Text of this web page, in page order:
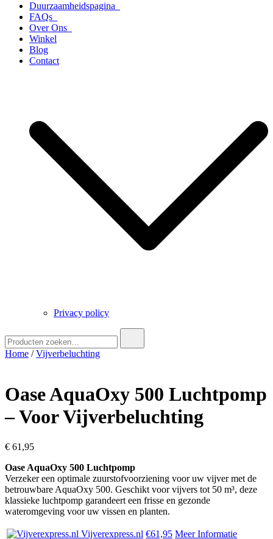
Duurzaamheidspagina
FAQs
Over Ons
Winkel
Blog
Contact
Privacy policy
naar:
Home /Vijverbeluchting
Oase AquaOxy 500 Luchtpomp
– Voor Vijverbeluchting
€ 61,95
Oase AquaOxy 500 Luchtpomp
Verzeker een optimale zuurstofvoorziening voor uw vijver met de
betrouwbare AquaOxy 500. Geschikt voor vijvers tot 50 m³, deze
klassieke luchtpomp garandeert een frisse en gezonde
wateromgeving voor uw vissen en planten.
Vijverexpress.nl €61,95 Meer Informatie